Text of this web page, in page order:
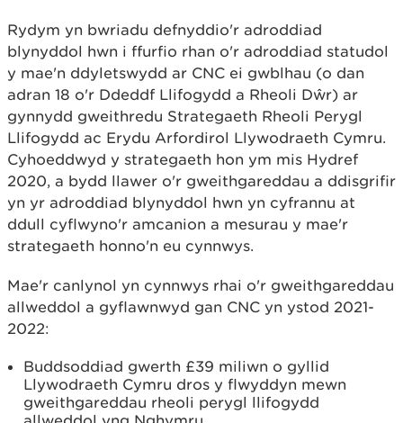
Rydym yn bwriadu defnyddio'r adroddiad
blynyddol hwn i ffurfio rhan o'r adroddiad statudol
y mae'n ddyletswydd ar CNC ei gwblhau (o dan
adran 18 o'r Ddeddf Llifogydd a Rheoli Dŵr) ar
gynnydd gweithredu Strategaeth Rheoli Perygl
Llifogydd ac Erydu Arfordirol Llywodraeth Cymru.
Cyhoeddwyd y strategaeth hon ym mis Hydref
2020, a bydd llawer o'r gweithgareddau a ddisgrifir
yn yr adroddiad blynyddol hwn yn cyfrannu at
ddull cyflwyno'r amcanion a mesurau y mae'r
strategaeth honno'n eu cynnwys.
Mae'r canlynol yn cynnwys rhai o'r gweithgareddau
allweddol a gyflawnwyd gan CNC yn ystod 2021-
2022:
Buddsoddiad gwerth £39 miliwn o gyllid
Llywodraeth Cymru dros y flwyddyn mewn
gweithgareddau rheoli perygl llifogydd